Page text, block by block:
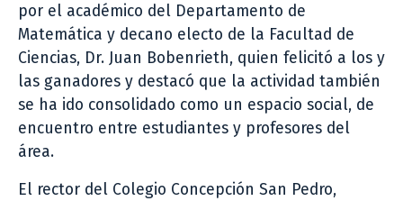
por el académico del Departamento de
Matemática y decano electo de la Facultad de
Ciencias, Dr. Juan Bobenrieth, quien felicitó a los y
las ganadores y destacó que la actividad también
se ha ido consolidado como un espacio social, de
encuentro entre estudiantes y profesores del
área.
El rector del Colegio Concepción San Pedro,